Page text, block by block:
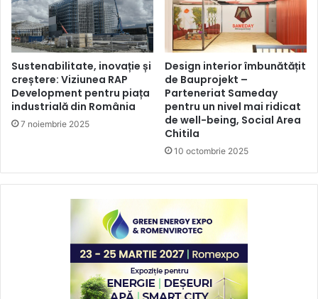
Sustenabilitate, inovație și
creștere: Viziunea RAP
Development pentru piața
industrială din România
7 noiembrie 2025
Design interior îmbunătățit
de Bauprojekt –
Parteneriat Sameday
pentru un nivel mai ridicat
de well-being, Social Area
Chitila
10 octombrie 2025